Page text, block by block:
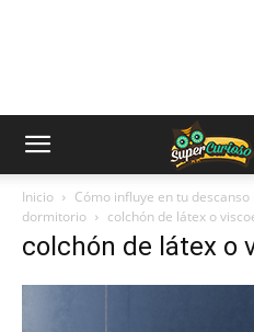
Inicio
Cómo influye en tu
dormitorio
colchón de látex o
colchón de látex o